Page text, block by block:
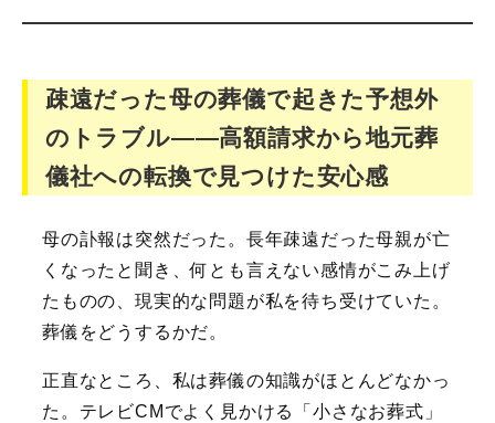
疎遠だった母の葬儀で起きた予想外
のトラブル――高額請求から地元葬
儀社への転換で見つけた安心感
母の訃報は突然だった。長年疎遠だった母親が亡
くなったと聞き、何とも言えない感情がこみ上げ
たものの、現実的な問題が私を待ち受けていた。
葬儀をどうするかだ。
正直なところ、私は葬儀の知識がほとんどなかっ
た。テレビCMでよく見かける「小さなお葬式」